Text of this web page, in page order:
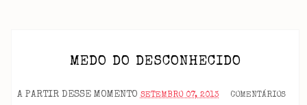
MEDO DO DESCONHECIDO
A PARTIR DESSE MOMENTO SETEMBRO 07, 2013
COMENTÁRIOS